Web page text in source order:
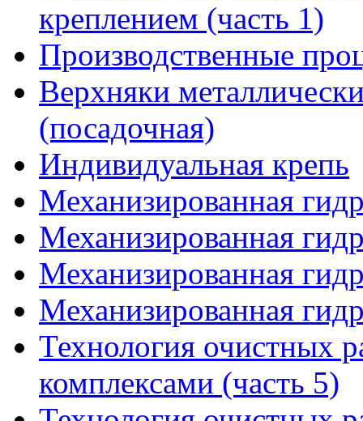
креплением (часть 1)
Производственные
Верхняки
(посадочная)
Индивидуальная крепь
Механизированная
Механизированная
Механизированная
Механизированная
Технология очистных
комплексами (часть 5)